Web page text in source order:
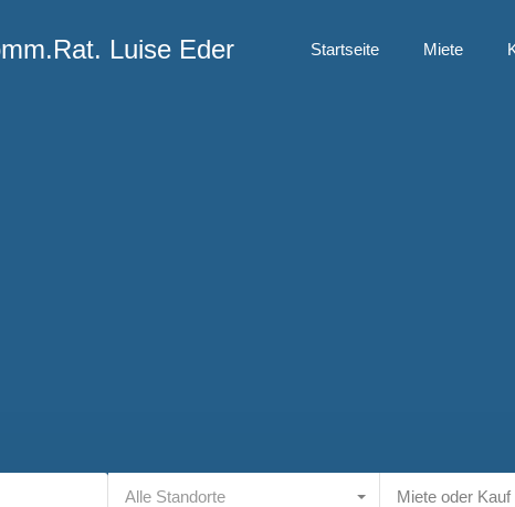
Luise Eder Startseite Miete
Alle Standorte Miete oder Kauf